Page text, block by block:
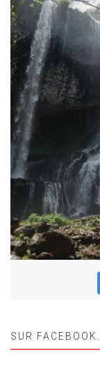
SUR FACEBOOK…